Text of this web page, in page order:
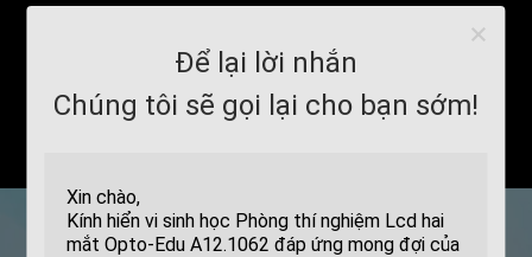
Để lại lời nhắn
Chúng tôi sẽ gọi lại cho bạn sớm!